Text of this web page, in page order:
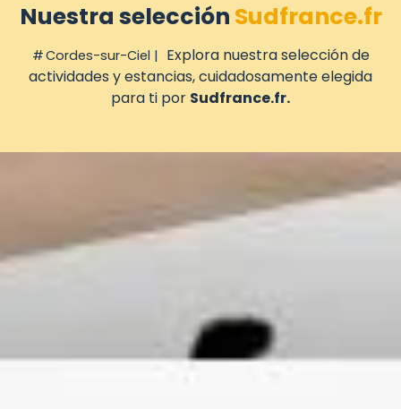
Nuestra selección Sudfrance.fr
Cordes-sur-Ciel
Explora nuestra selección de
actividades y estancias, cuidadosamente elegida
para ti por Sudfrance.fr.